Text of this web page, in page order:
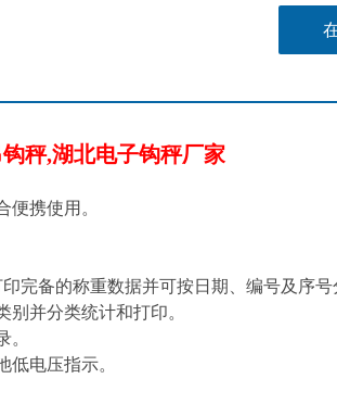
秤,湖北电子钩秤厂家
携使用。
完备的称重数据并可按日期、编号及序
并分类统计和打印。
。
电压指示。